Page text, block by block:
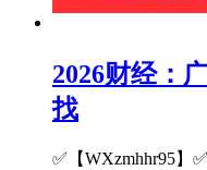
2026财经：
找
✅【WXzmhhr95】